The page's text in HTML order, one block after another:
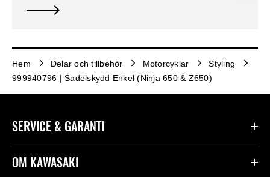
Hem Delar och tillbehör Motorcyklar
Styling
999940796 | Sadelskydd Enkel (Ninja 650 & Z650)
SERVICE & GARANTI
Kontakta oss
OM KAWASAKI